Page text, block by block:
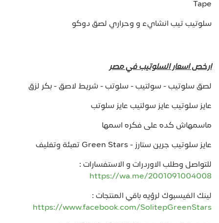
Tape
سلوتيب تيب انشايء و وحراري لصق دوكو
ارخص اسعار السلوتيب في مصر
لصق سلوتيب - سولتيب - سلوتب - شريط لاصق - بكر لزق
عايز سلوتيب عايز سولتيب عايز سلوتب
ماسمهاش كده على فكره اسمها
عايز سلوتيب جرين ستارز - Green Stars تعبئة وتغليف
للتواصل وطلب الاوردرات و الاستفسارات :
https://wa.me/2001091004008
لينك الفيسبوك لرؤيه باقي المنتجات :
https://www.facebook.com/SolitepGreenStars